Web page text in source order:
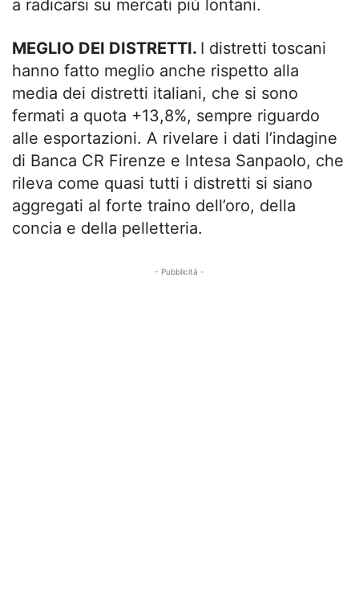
a radicarsi su mercati più lontani.
MEGLIO DEI DISTRETTI. I distretti toscani
hanno fatto meglio anche rispetto alla
media dei distretti italiani, che si sono
fermati a quota +13,8%, sempre riguardo
alle esportazioni. A rivelare i dati l’indagine
di Banca CR Firenze e Intesa Sanpaolo, che
rileva come quasi tutti i distretti si siano
aggregati al forte traino dell’oro, della
concia e della pelletteria.
- Pubblicità -